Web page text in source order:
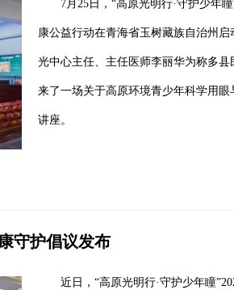
7月25日，“高原光明行·守护少年
康公益行动在青海省玉树藏族自治州
光中心主任、主任医师李丽华为称多
来了一场关于高原环境青少年科学用
讲座。
守护倡议发布
近日，“高原光明行·守护少年瞳